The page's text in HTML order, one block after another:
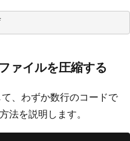
ァイルを圧縮する
、わずか数行のコードで
法を説明します。